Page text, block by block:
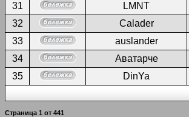
31
LMNT
32
Calader
33
auslander
34
Аватарче
35
DinYa
Страница 1 от 441